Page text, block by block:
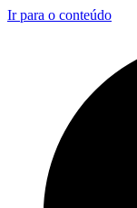
Ir para o conteúdo